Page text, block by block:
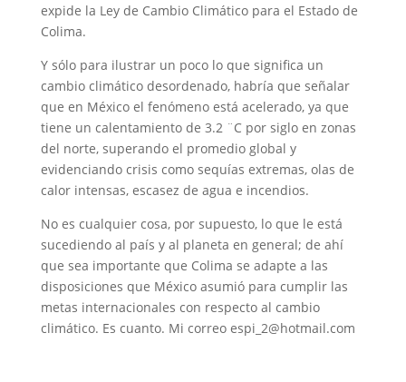
expide la Ley de Cambio Climático para el Estado de
Colima.
Y sólo para ilustrar un poco lo que significa un
cambio climático desordenado, habría que señalar
que en México el fenómeno está acelerado, ya que
tiene un calentamiento de 3.2 ¨C por siglo en zonas
del norte, superando el promedio global y
evidenciando crisis como sequías extremas, olas de
calor intensas, escasez de agua e incendios.
No es cualquier cosa, por supuesto, lo que le está
sucediendo al país y al planeta en general; de ahí
que sea importante que Colima se adapte a las
disposiciones que México asumió para cumplir las
metas internacionales con respecto al cambio
climático. Es cuanto. Mi correo espi_2@hotmail.com